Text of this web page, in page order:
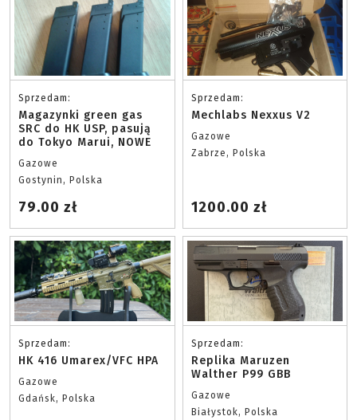
Sprzedam:
Magazynki green gas
SRC do HK USP, pasują
do Tokyo Marui, NOWE
Gazowe
Gostynin, Polska
79.00 zł
Sprzedam:
Mechlabs Nexxus V2
Gazowe
Zabrze, Polska
1200.00 zł
Sprzedam:
HK 416 Umarex/VFC HPA
Gazowe
Gdańsk, Polska
Sprzedam:
Replika Maruzen
Walther P99 GBB
Gazowe
Białystok, Polska